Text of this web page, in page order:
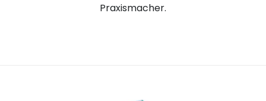
Praxismacher.